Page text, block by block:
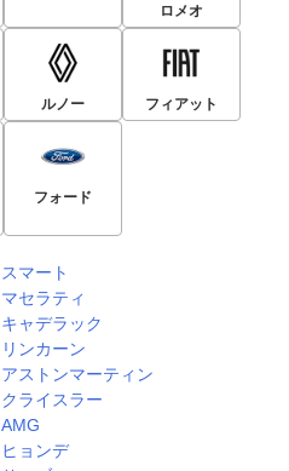
ロメオ
ルノー フィアット
フォード
スマート
マセラティ
キャデラック
リンカーン
アストンマーティン
クライスラー
AMG
ヒョンデ